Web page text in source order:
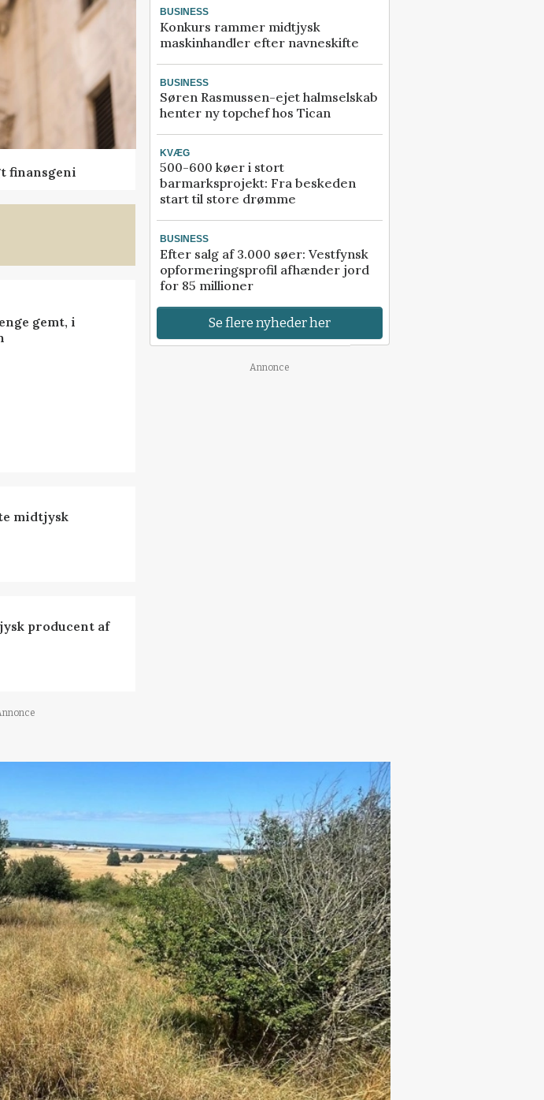
finansgeni
gemt, i
midtjysk
producent af
BUSINESS
Konkurs rammer midtjysk
maskinhandler efter navneskifte
BUSINESS
Søren Rasmussen-ejet halmselskab
henter ny topchef hos Tican
KVÆG
500-600 køer i stort
barmarksprojekt: Fra beskeden
start til store drømme
BUSINESS
Efter salg af 3.000 søer: Vestfynsk
opformeringsprofil afhænder jord
for 85 millioner
Se flere nyheder her
Annonce